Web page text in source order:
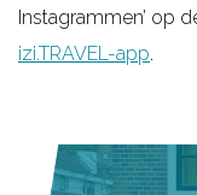
Instagrammen’ op
izi.TRAVEL-app.